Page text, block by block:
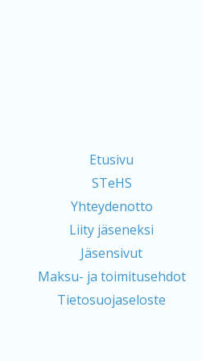
Etusivu
STeHS
Yhteydenotto
Liity jäseneksi
Jäsensivut
Maksu- ja toimitusehdot
Tietosuojaseloste